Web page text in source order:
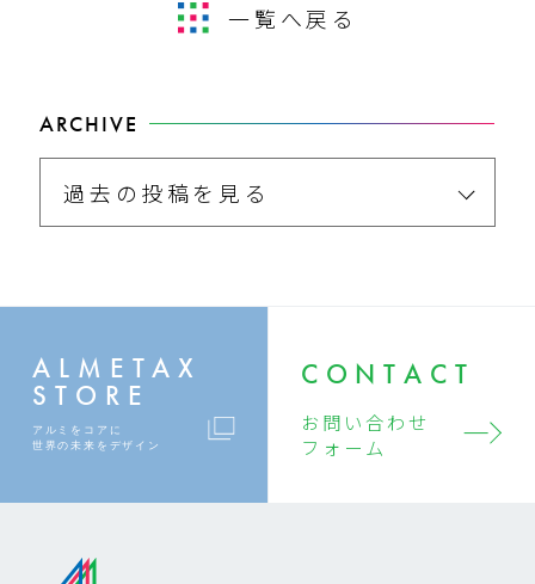
一覧へ戻る
ARCHIVE
過去の投稿を見る
ALMETAX
STORE
アルミをコアに
世界の未来をデザイン
CONTACT
お問い合わせ
フォーム